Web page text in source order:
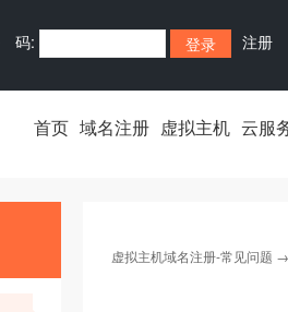
码: 注册
首页 域名注册 虚拟主机 云服
虚拟主机域名注册-常见问题